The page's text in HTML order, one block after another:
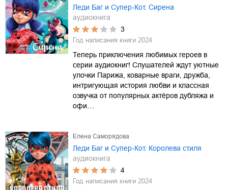
Леди Баг и Супер-Кот. Сирена
аудиокнига
3
Год написания книги 2024
Теперь приключения любимых героев в
серии аудиокниг! Слушателей ждут уютные
улочки Парижа, коварные враги, дружба,
интригующая история любви и классная
озвучка от популярных актёров дубляжа и
офи…
Елена Саморядова
Леди Баг и Супер-Кот. Королева стиля
аудиокнига
4
Год написания книги 2024